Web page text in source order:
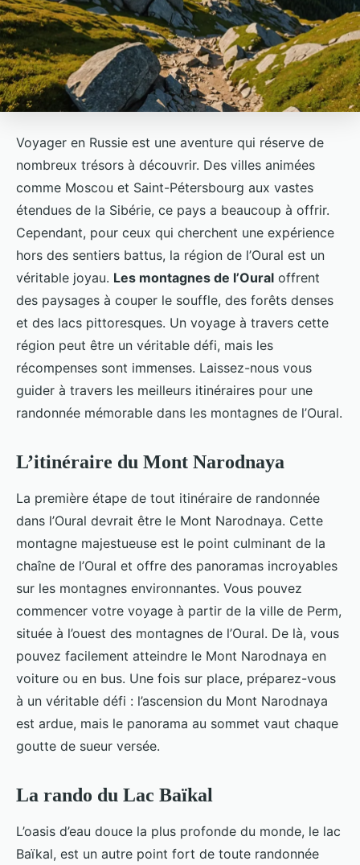
Voyager en Russie est une aventure qui réserve de
nombreux trésors à découvrir. Des villes animées
comme Moscou et Saint-Pétersbourg aux vastes
étendues de la Sibérie, ce pays a beaucoup à offrir.
Cependant, pour ceux qui cherchent une expérience
hors des sentiers battus, la région de l’Oural est un
véritable joyau. Les montagnes de l’Oural offrent
des paysages à couper le souffle, des forêts denses
et des lacs pittoresques. Un voyage à travers cette
région peut être un véritable défi, mais les
récompenses sont immenses. Laissez-nous vous
guider à travers les meilleurs itinéraires pour une
randonnée mémorable dans les montagnes de l’Oural.
L’itinéraire du Mont Narodnaya
La première étape de tout itinéraire de randonnée
dans l’Oural devrait être le Mont Narodnaya. Cette
montagne majestueuse est le point culminant de la
chaîne de l’Oural et offre des panoramas incroyables
sur les montagnes environnantes. Vous pouvez
commencer votre voyage à partir de la ville de Perm,
située à l’ouest des montagnes de l’Oural. De là, vous
pouvez facilement atteindre le Mont Narodnaya en
voiture ou en bus. Une fois sur place, préparez-vous
à un véritable défi : l’ascension du Mont Narodnaya
est ardue, mais le panorama au sommet vaut chaque
goutte de sueur versée.
La rando du Lac Baïkal
L’oasis d’eau douce la plus profonde du monde, le lac
Baïkal, est un autre point fort de toute randonnée